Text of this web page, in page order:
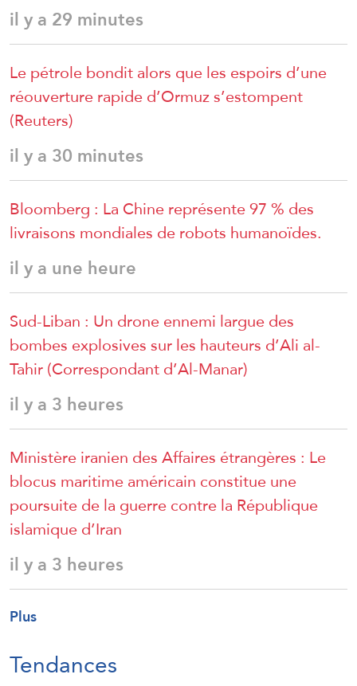
il y a 29 minutes
Le pétrole bondit alors que les espoirs d’une
réouverture rapide d’Ormuz s’estompent
(Reuters)
il y a 30 minutes
Bloomberg : La Chine représente 97 % des
livraisons mondiales de robots humanoïdes.
il y a une heure
Sud-Liban : Un drone ennemi largue des
bombes explosives sur les hauteurs d’Ali al-
Tahir (Correspondant d’Al-Manar)
il y a 3 heures
Ministère iranien des Affaires étrangères : Le
blocus maritime américain constitue une
poursuite de la guerre contre la République
islamique d’Iran
il y a 3 heures
Plus
Tendances